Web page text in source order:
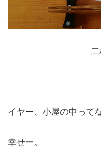
二
イヤー、小屋の中って
幸せー。